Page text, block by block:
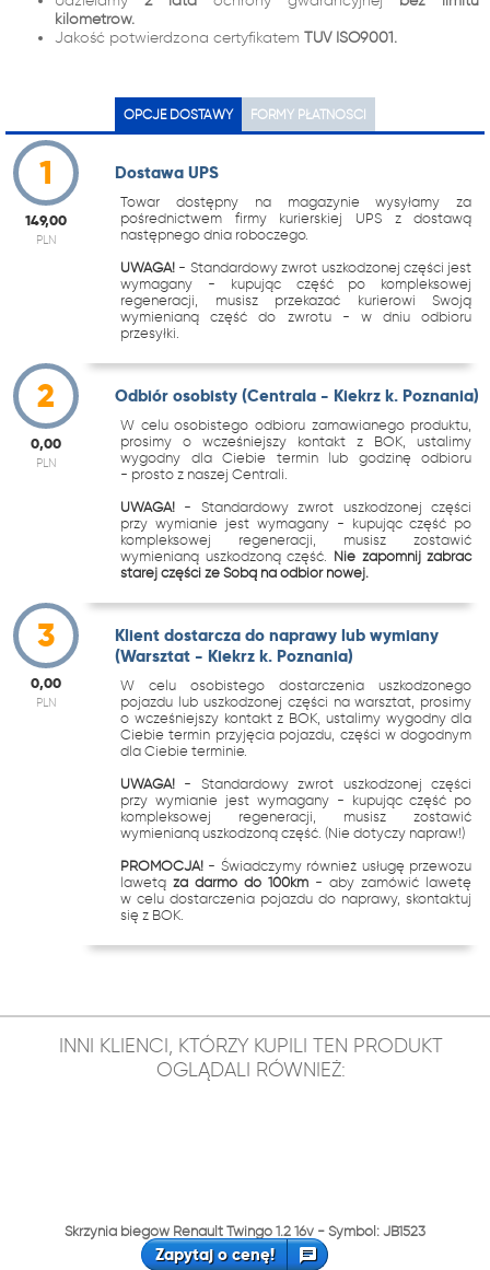
kilometrów.
Jakość potwierdzona certyfikatem TUV ISO9001.
OPCJE DOSTAWY FORMY PŁATNOŚCI
1
149,00
PLN
Dostawa UPS
Towar dostępny na magazynie wysyłamy za
pośrednictwem firmy kurierskiej UPS z dostawą
następnego dnia roboczego.
UWAGA! - Standardowy zwrot uszkodzonej części jest
wymagany - kupując część po kompleksowej
regeneracji, musisz przekazać kurierowi Swoją
wymienianą część do zwrotu - w dniu odbioru
przesyłki.
2
0,00
PLN
Odbiór osobisty (Centrala - Kiekrz k. Poznania)
W celu osobistego odbioru zamawianego produktu,
prosimy o wcześniejszy kontakt z BOK, ustalimy
wygodny dla Ciebie termin lub godzinę odbioru
- prosto z naszej Centrali.
UWAGA! - Standardowy zwrot uszkodzonej części
przy wymianie jest wymagany - kupując część po
kompleksowej regeneracji, musisz zostawić
wymienianą uszkodzoną część. Nie zapomnij zabrać
starej części ze Sobą na odbiór nowej.
3
0,00
PLN
Klient dostarcza do naprawy lub wymiany
(Warsztat - Kiekrz k. Poznania)
W celu osobistego dostarczenia uszkodzonego
pojazdu lub uszkodzonej części na warsztat, prosimy
o wcześniejszy kontakt z BOK, ustalimy wygodny dla
Ciebie termin przyjęcia pojazdu, części w dogodnym
dla Ciebie terminie.
UWAGA! - Standardowy zwrot uszkodzonej części
przy wymianie jest wymagany - kupując część po
kompleksowej regeneracji, musisz zostawić
wymienianą uszkodzoną część. (Nie dotyczy napraw!)
PROMOCJA! - Świadczymy również usługę przewozu
lawetąza darmo do 100km - aby zamówić lawetę
w celu dostarczenia pojazdu do naprawy, skontaktuj
się z BOK.
INNI KLIENCI, KTÓRZY KUPILI TEN PRODUKT
OGLĄDALI RÓWNIEŻ:
Skrzynia biegów Renault Twingo 1.2 16v - Symbol: JB1523
Zapytaj o cenę!